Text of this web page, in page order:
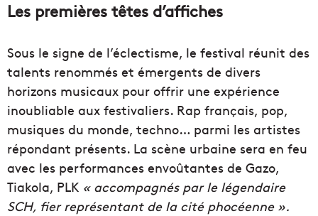
Les premières têtes d’affiches
Sous le signe de l’éclectisme, le festival réunit des
talents renommés et émergents de divers
horizons musicaux pour offrir une expérience
inoubliable aux festivaliers. Rap français, pop,
musiques du monde, techno… parmi les artistes
répondant présents. La scène urbaine sera en feu
avec les performances envoûtantes de Gazo,
Tiakola, PLK « accompagnés par le légendaire
SCH, fier représentant de la cité phocéenne ».